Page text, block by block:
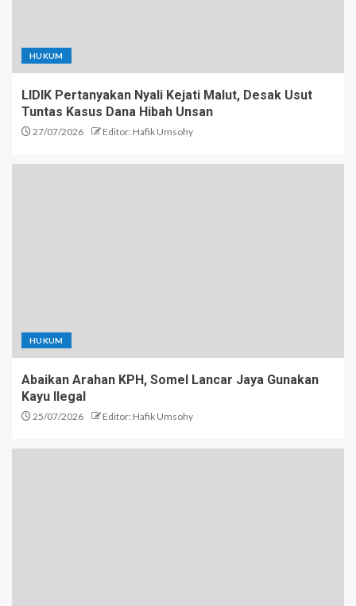
HUKUM
LIDIK Pertanyakan Nyali Kejati Malut, Desak Usut
Tuntas Kasus Dana Hibah Unsan
27/07/2026 Editor: Hafik Umsohy
HUKUM
Abaikan Arahan KPH, Somel Lancar Jaya Gunakan
Kayu Ilegal
25/07/2026 Editor: Hafik Umsohy